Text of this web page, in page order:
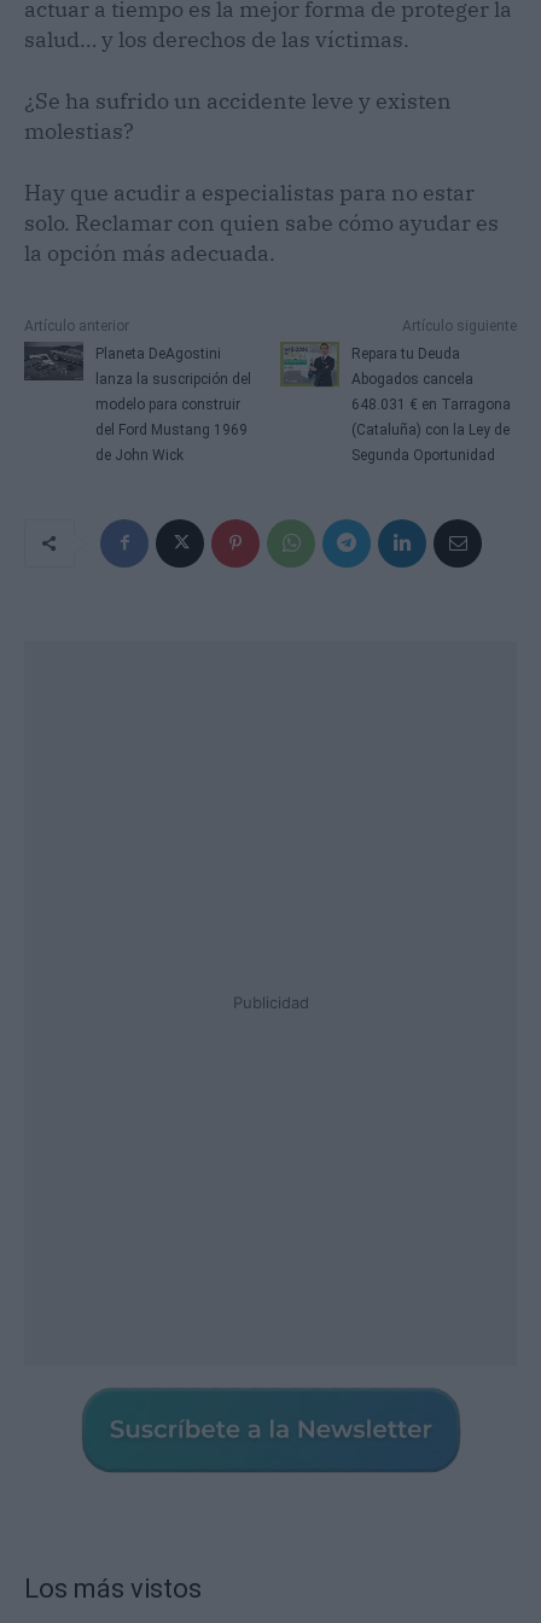
actuar a tiempo es la mejor forma de proteger la
salud… y los derechos de las víctimas.
¿Se ha sufrido un accidente leve y existen
molestias?
Hay que acudir a especialistas para no estar
solo. Reclamar con quien sabe cómo ayudar es
la opción más adecuada.
Artículo anterior
Planeta DeAgostini
lanza la suscripción del
modelo para construir
del Ford Mustang 1969
de John Wick
Artículo siguiente
Repara tu Deuda
Abogados cancela
648.031 € en Tarragona
(Cataluña) con la Ley de
Segunda Oportunidad
Publicidad
Los más vistos